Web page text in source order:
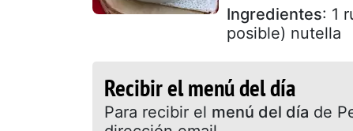
Ingredientes: 1
posible) nutella
Recibir el menú del día
Para recibir el menú del día de